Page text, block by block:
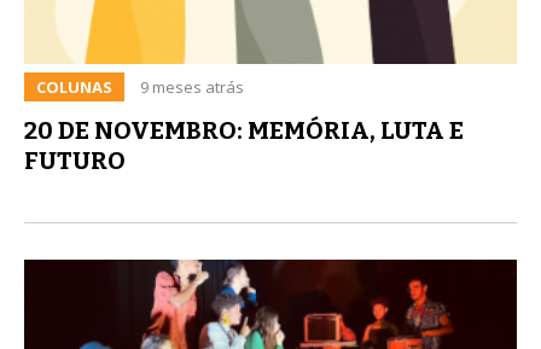
COLUNAS 9 meses atrás
20 DE NOVEMBRO: MEMÓRIA, LUTA E
FUTURO